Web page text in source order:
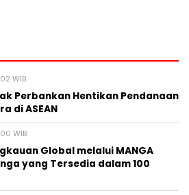
WIB
Perbankan Hentikan Pendanaan
di ASEAN
WIB
Global melalui MANGA
yang Tersedia dalam 100